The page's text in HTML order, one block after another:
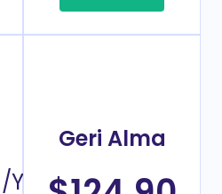
/Yıl
Geri Alma